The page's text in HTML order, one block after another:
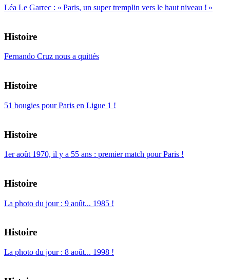
Léa Le Garrec : « Paris, un super tremplin vers le haut niveau ! »
Histoire
Fernando Cruz nous a quittés
Histoire
51 bougies pour Paris en Ligue 1 !
Histoire
1er août 1970, il y a 55 ans : premier match pour Paris !
Histoire
La photo du jour : 9 août... 1985 !
Histoire
La photo du jour : 8 août... 1998 !